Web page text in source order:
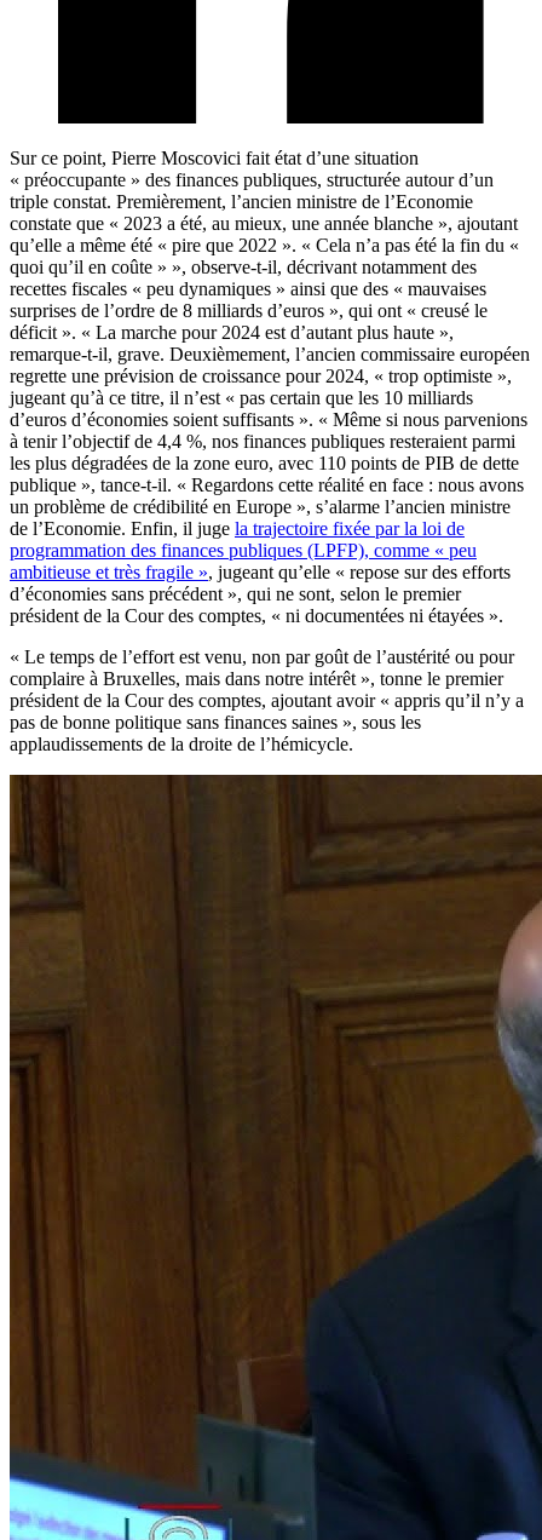
Sur ce point, Pierre Moscovici fait état d’une situation
« préoccupante » des finances publiques, structurée autour d’un
triple constat. Premièrement, l’ancien ministre de l’Economie
constate que « 2023 a été, au mieux, une année blanche », ajoutant
qu’elle a même été « pire que 2022 ». « Cela n’a pas été la fin du «
quoi qu’il en coûte » », observe-t-il, décrivant notamment des
recettes fiscales « peu dynamiques » ainsi que des « mauvaises
surprises de l’ordre de 8 milliards d’euros », qui ont « creusé le
déficit ». « La marche pour 2024 est d’autant plus haute »,
remarque-t-il, grave. Deuxièmement, l’ancien commissaire européen
regrette une prévision de croissance pour 2024, « trop optimiste »,
jugeant qu’à ce titre, il n’est « pas certain que les 10 milliards
d’euros d’économies soient suffisants ». « Même si nous parvenions
à tenir l’objectif de 4,4 %, nos finances publiques resteraient parmi
les plus dégradées de la zone euro, avec 110 points de PIB de dette
publique », tance-t-il. « Regardons cette réalité en face : nous avons
un problème de crédibilité en Europe », s’alarme l’ancien ministre
de l’Economie. Enfin, il juge la trajectoire fixée par la loi de
programmation des finances publiques (LPFP), comme « peu
ambitieuse et très fragile », jugeant qu’elle « repose sur des efforts
d’économies sans précédent », qui ne sont, selon le premier
président de la Cour des comptes, « ni documentées ni étayées ».
« Le temps de l’effort est venu, non par goût de l’austérité ou pour
complaire à Bruxelles, mais dans notre intérêt », tonne le premier
président de la Cour des comptes, ajoutant avoir « appris qu’il n’y a
pas de bonne politique sans finances saines », sous les
applaudissements de la droite de l’hémicycle.